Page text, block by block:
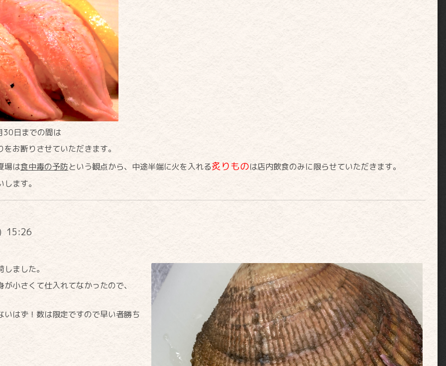
日までの間は
お断りさせていただきます。
場は食中毒の予防という観点から、中途半端に火を入れる炙りものは店内飲食のみに限らせていただきます。
ます。
15:26
ました。
小さくて仕入れてなかったので、
いはず！数は限定ですので早い者勝ち